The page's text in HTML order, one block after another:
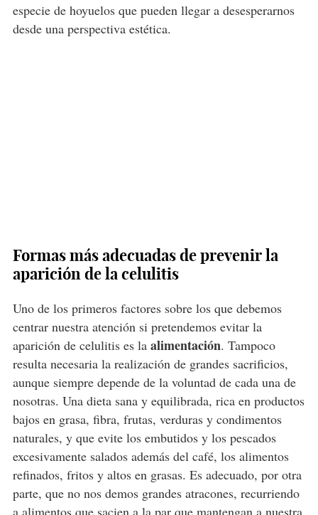
especie de hoyuelos que pueden llegar a desesperarnos
desde una perspectiva estética.
Formas más adecuadas de prevenir la
aparición de la celulitis
Uno de los primeros factores sobre los que debemos
centrar nuestra atención si pretendemos evitar la
aparición de celulitis es la alimentación. Tampoco
resulta necesaria la realización de grandes sacrificios,
aunque siempre depende de la voluntad de cada una de
nosotras. Una dieta sana y equilibrada, rica en productos
bajos en grasa, fibra, frutas, verduras y condimentos
naturales, y que evite los embutidos y los pescados
excesivamente salados además del café, los alimentos
refinados, fritos y altos en grasas. Es adecuado, por otra
parte, que no nos demos grandes atracones, recurriendo